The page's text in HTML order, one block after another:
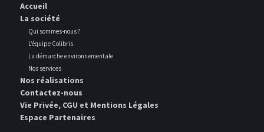
Accueil
La société
Qui sommes-nous ?
L’équipe Colibris
La démarche environnementale
Nos services
Nos réalisations
Contactez-nous
Vie Privée, CGU et Mentions Légales
Espace Partenaires